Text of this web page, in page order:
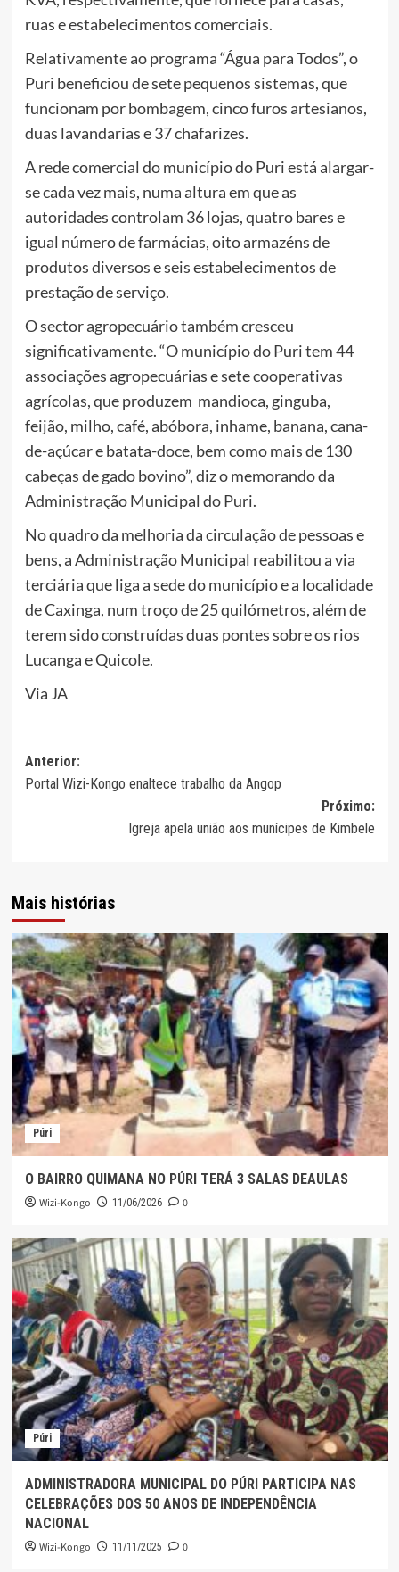
ruas e estabelecimentos comerciais.
Relativamente ao programa “Água para Todos”, o
Puri beneficiou de sete pequenos sistemas, que
funcionam por bombagem, cinco furos artesianos,
duas lavandarias e 37 chafarizes.
A rede comercial do município do Puri está alargar-
se cada vez mais, numa altura em que as
autoridades controlam 36 lojas, quatro bares e
igual número de farmácias, oito armazéns de
produtos diversos e seis estabelecimentos de
prestação de serviço.
O sector agropecuário também cresceu
significativamente. “O município do Puri tem 44
associações agropecuárias e sete cooperativas
agrícolas, que produzem mandioca, ginguba,
feijão, milho, café, abóbora, inhame, banana, cana-
de-açúcar e batata-doce, bem como mais de 130
cabeças de gado bovino”, diz o memorando da
Administração Municipal do Puri.
No quadro da melhoria da circulação de pessoas e
bens, a Administração Municipal reabilitou a via
terciária que liga a sede do município e a localidade
de Caxinga, num troço de 25 quilómetros, além de
terem sido construídas duas pontes sobre os rios
Lucanga e Quicole.
Via JA
Navegação
de
Anterior:
Portal Wizi-Kongo enaltece trabalho da Angop
Próximo:
Igreja apela união aos munícipes de Kimbele
Mais histórias
Púri
O BAIRRO QUIMANA NO PÚRI TERÁ 3 SALAS DEAULAS
Wizi-Kongo 11/06/2026 0
Púri
ADMINISTRADORA MUNICIPAL DO PÚRI PARTICIPA NAS
CELEBRAÇÕES DOS 50 ANOS DE INDEPENDÊNCIA
NACIONAL
Wizi-Kongo 11/11/2025 0